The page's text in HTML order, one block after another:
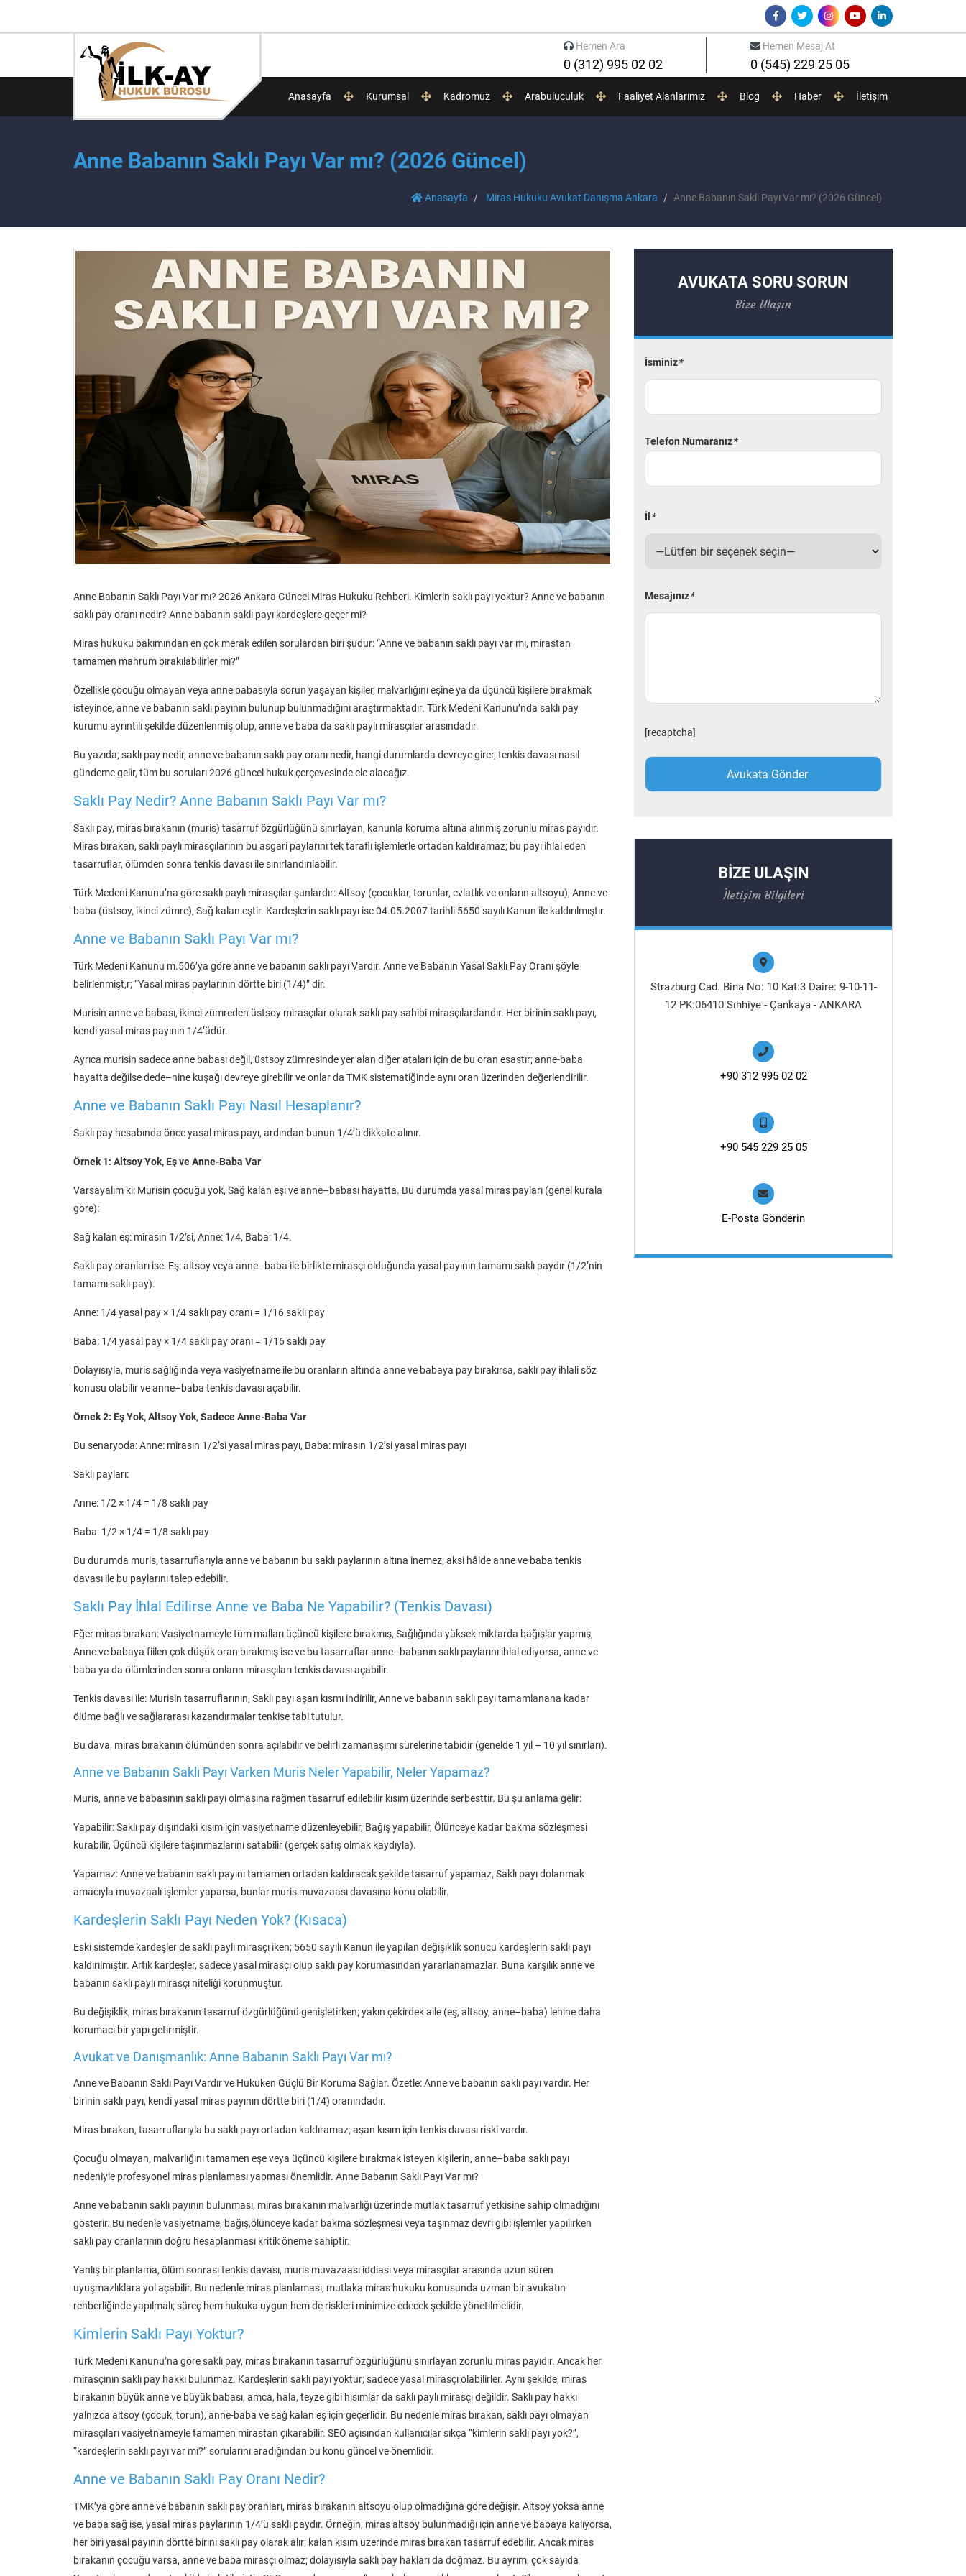
Hemen Ara
0 (312) 995 02 02
Hemen Mesaj At
0 (545) 229 25 05
Anasayfa Kurumsal Kadromuz Arabuluculuk Faaliyet Alanlarımız Blog Haber İletişim
Anne Babanın Saklı Payı Var mı? (2026 Güncel)
Anasayfa Miras Hukuku Avukat Danışma Ankara Anne Babanın Saklı Payı Var mı? (2026 Güncel)
Anne Babanın Saklı Payı Var mı? 2026 Ankara Güncel Miras Hukuku Rehberi. Kimlerin saklı payı yoktur? Anne ve babanın
saklı pay oranı nedir? Anne babanın saklı payı kardeşlere geçer mi?
Miras hukuku bakımından en çok merak edilen sorulardan biri şudur: “Anne ve babanın saklı payı var mı, mirastan
tamamen mahrum bırakılabilirler mi?”
Özellikle çocuğu olmayan veya anne babasıyla sorun yaşayan kişiler, malvarlığını eşine ya da üçüncü kişilere bırakmak
isteyince, anne ve babanın saklı payının bulunup bulunmadığını araştırmaktadır. Türk Medeni Kanunu’nda saklı pay
kurumu ayrıntılı şekilde düzenlenmiş olup, anne ve baba da saklı paylı mirasçılar arasındadır.
Bu yazıda; saklı pay nedir, anne ve babanın saklı pay oranı nedir, hangi durumlarda devreye girer, tenkis davası nasıl
gündeme gelir, tüm bu soruları 2026 güncel hukuk çerçevesinde ele alacağız.
Saklı Pay Nedir? Anne Babanın Saklı Payı Var mı?
Saklı pay, miras bırakanın (muris) tasarruf özgürlüğünü sınırlayan, kanunla koruma altına alınmış zorunlu miras payıdır.
Miras bırakan, saklı paylı mirasçılarının bu asgari paylarını tek taraflı işlemlerle ortadan kaldıramaz; bu payı ihlal eden
tasarruflar, ölümden sonra tenkis davası ile sınırlandırılabilir.
Türk Medeni Kanunu’na göre saklı paylı mirasçılar şunlardır: Altsoy (çocuklar, torunlar, evlatlık ve onların altsoyu), Anne ve
baba (üstsoy, ikinci zümre), Sağ kalan eştir. Kardeşlerin saklı payı ise 04.05.2007 tarihli 5650 sayılı Kanun ile kaldırılmıştır.
Anne ve Babanın Saklı Payı Var mı?
Türk Medeni Kanunu m.506’ya göre anne ve babanın saklı payı Vardır. Anne ve Babanın Yasal Saklı Pay Oranı şöyle
belirlenmişt,r; “Yasal miras paylarının dörtte biri (1/4)” dir.
Murisin anne ve babası, ikinci zümreden üstsoy mirasçılar olarak saklı pay sahibi mirasçılardandır. Her birinin saklı payı,
kendi yasal miras payının 1/4’üdür.
Ayrıca murisin sadece anne babası değil, üstsoy zümresinde yer alan diğer ataları için de bu oran esastır; anne-baba
hayatta değilse dede–nine kuşağı devreye girebilir ve onlar da TMK sistematiğinde aynı oran üzerinden değerlendirilir.
Anne ve Babanın Saklı Payı Nasıl Hesaplanır?
Saklı pay hesabında önce yasal miras payı, ardından bunun 1/4’ü dikkate alınır.
Örnek 1: Altsoy Yok, Eş ve Anne-Baba Var
Varsayalım ki: Murisin çocuğu yok, Sağ kalan eşi ve anne–babası hayatta. Bu durumda yasal miras payları (genel kurala
göre):
Sağ kalan eş: mirasın 1/2’si, Anne: 1/4, Baba: 1/4.
Saklı pay oranları ise: Eş: altsoy veya anne–baba ile birlikte mirasçı olduğunda yasal payının tamamı saklı paydır (1/2’nin
tamamı saklı pay).
Anne: 1/4 yasal pay × 1/4 saklı pay oranı = 1/16 saklı pay
Baba: 1/4 yasal pay × 1/4 saklı pay oranı = 1/16 saklı pay
Dolayısıyla, muris sağlığında veya vasiyetname ile bu oranların altında anne ve babaya pay bırakırsa, saklı pay ihlali söz
konusu olabilir ve anne–baba tenkis davası açabilir.
Örnek 2: Eş Yok, Altsoy Yok, Sadece Anne-Baba Var
Bu senaryoda: Anne: mirasın 1/2’si yasal miras payı, Baba: mirasın 1/2’si yasal miras payı
Saklı payları:
Anne: 1/2 × 1/4 = 1/8 saklı pay
Baba: 1/2 × 1/4 = 1/8 saklı pay
Bu durumda muris, tasarruflarıyla anne ve babanın bu saklı paylarının altına inemez; aksi hâlde anne ve baba tenkis
davası ile bu paylarını talep edebilir.
Saklı Pay İhlal Edilirse Anne ve Baba Ne Yapabilir? (Tenkis Davası)
Eğer miras bırakan: Vasiyetnameyle tüm malları üçüncü kişilere bırakmış, Sağlığında yüksek miktarda bağışlar yapmış,
Anne ve babaya fiilen çok düşük oran bırakmış ise ve bu tasarruflar anne–babanın saklı paylarını ihlal ediyorsa, anne ve
baba ya da ölümlerinden sonra onların mirasçıları tenkis davası açabilir.
Tenkis davası ile: Murisin tasarruflarının, Saklı payı aşan kısmı indirilir, Anne ve babanın saklı payı tamamlanana kadar
ölüme bağlı ve sağlararası kazandırmalar tenkise tabi tutulur.
Bu dava, miras bırakanın ölümünden sonra açılabilir ve belirli zamanaşımı sürelerine tabidir (genelde 1 yıl – 10 yıl sınırları).
Anne ve Babanın Saklı Payı Varken Muris Neler Yapabilir, Neler Yapamaz?
Muris, anne ve babasının saklı payı olmasına rağmen tasarruf edilebilir kısım üzerinde serbesttir. Bu şu anlama gelir:
Yapabilir: Saklı pay dışındaki kısım için vasiyetname düzenleyebilir, Bağış yapabilir, Ölünceye kadar bakma sözleşmesi
kurabilir, Üçüncü kişilere taşınmazlarını satabilir (gerçek satış olmak kaydıyla).
Yapamaz: Anne ve babanın saklı payını tamamen ortadan kaldıracak şekilde tasarruf yapamaz, Saklı payı dolanmak
amacıyla muvazaalı işlemler yaparsa, bunlar muris muvazaası davasına konu olabilir.
Kardeşlerin Saklı Payı Neden Yok? (Kısaca)
Eski sistemde kardeşler de saklı paylı mirasçı iken; 5650 sayılı Kanun ile yapılan değişiklik sonucu kardeşlerin saklı payı
kaldırılmıştır. Artık kardeşler, sadece yasal mirasçı olup saklı pay korumasından yararlanamazlar. Buna karşılık anne ve
babanın saklı paylı mirasçı niteliği korunmuştur.
Bu değişiklik, miras bırakanın tasarruf özgürlüğünü genişletirken; yakın çekirdek aile (eş, altsoy, anne–baba) lehine daha
korumacı bir yapı getirmiştir.
Avukat ve Danışmanlık: Anne Babanın Saklı Payı Var mı?
Anne ve Babanın Saklı Payı Vardır ve Hukuken Güçlü Bir Koruma Sağlar. Özetle: Anne ve babanın saklı payı vardır. Her
birinin saklı payı, kendi yasal miras payının dörtte biri (1/4) oranındadır.
Miras bırakan, tasarruflarıyla bu saklı payı ortadan kaldıramaz; aşan kısım için tenkis davası riski vardır.
Çocuğu olmayan, malvarlığını tamamen eşe veya üçüncü kişilere bırakmak isteyen kişilerin, anne–baba saklı payı
nedeniyle profesyonel miras planlaması yapması önemlidir. Anne Babanın Saklı Payı Var mı?
Anne ve babanın saklı payının bulunması, miras bırakanın malvarlığı üzerinde mutlak tasarruf yetkisine sahip olmadığını
gösterir. Bu nedenle vasiyetname, bağış,ölünceye kadar bakma sözleşmesi veya taşınmaz devri gibi işlemler yapılırken
saklı pay oranlarının doğru hesaplanması kritik öneme sahiptir.
Yanlış bir planlama, ölüm sonrası tenkis davası, muris muvazaası iddiası veya mirasçılar arasında uzun süren
uyuşmazlıklara yol açabilir. Bu nedenle miras planlaması, mutlaka miras hukuku konusunda uzman bir avukatın
rehberliğinde yapılmalı; süreç hem hukuka uygun hem de riskleri minimize edecek şekilde yönetilmelidir.
Kimlerin Saklı Payı Yoktur?
Türk Medeni Kanunu’na göre saklı pay, miras bırakanın tasarruf özgürlüğünü sınırlayan zorunlu miras payıdır. Ancak her
mirasçının saklı pay hakkı bulunmaz. Kardeşlerin saklı payı yoktur; sadece yasal mirasçı olabilirler. Aynı şekilde, miras
bırakanın büyük anne ve büyük babası, amca, hala, teyze gibi hısımlar da saklı paylı mirasçı değildir. Saklı pay hakkı
yalnızca altsoy (çocuk, torun), anne-baba ve sağ kalan eş için geçerlidir. Bu nedenle miras bırakan, saklı payı olmayan
mirasçıları vasiyetnameyle tamamen mirastan çıkarabilir. SEO açısından kullanıcılar sıkça “kimlerin saklı payı yok?”,
“kardeşlerin saklı payı var mı?” sorularını aradığından bu konu güncel ve önemlidir.
Anne ve Babanın Saklı Pay Oranı Nedir?
TMK’ya göre anne ve babanın saklı pay oranları, miras bırakanın altsoyu olup olmadığına göre değişir. Altsoy yoksa anne
ve baba sağ ise, yasal miras paylarının 1/4’ü saklı paydır. Örneğin, miras altsoy bulunmadığı için anne ve babaya kalıyorsa,
her biri yasal payının dörtte birini saklı pay olarak alır; kalan kısım üzerinde miras bırakan tasarruf edebilir. Ancak miras
bırakanın çocuğu varsa, anne ve baba mirasçı olmaz; dolayısıyla saklı pay hakları da doğmaz. Bu ayrım, çok sayıda
AVUKATA SORU SORUN
Bize Ulaşın
İsminiz*
Telefon Numaranız*
İl *
Mesajınız*
[recaptcha]
BİZE ULAŞIN
İletişim Bilgileri
Strazburg Cad. Bina No: 10 Kat:3 Daire: 9-10-11-
12 PK:06410 Sıhhiye - Çankaya - ANKARA
+90 312 995 02 02
+90 545 229 25 05
E-Posta Gönderin